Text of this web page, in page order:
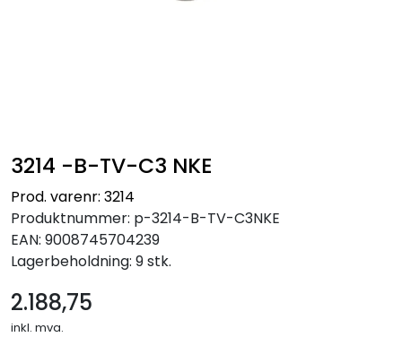
3214 -B-TV-C3 NKE
Prod. varenr: 3214
Produktnummer: p-3214-B-TV-C3NKE
EAN: 9008745704239
Lagerbeholdning: 9 stk.
2.188,75
inkl. mva.